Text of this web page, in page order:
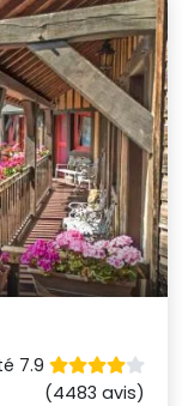
7.9
(4483 avis)